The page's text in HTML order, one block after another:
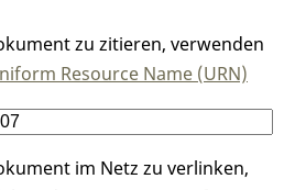
zu zitieren, verwenden
Resource Name (URN)
im Netz zu verlinken,